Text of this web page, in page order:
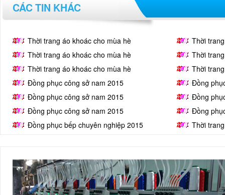
CÁC TIN KHÁC
Thời trang áo khoác cho mùa hè
Thời
Thời trang áo khoác cho mùa hè
Thời
Thời trang áo khoác cho mùa hè
Thời
Đồng phục công sở nam 2015
Đồng
Đồng phục công sở nam 2015
Đồng
Đồng phục công sở nam 2015
Đồng
Đồng phục bếp chuyên nghiệp 2015
Thời